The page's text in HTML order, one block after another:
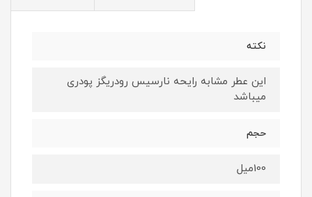
نكته
اين عطر مشابه رايحه نارسيس رودريگز پودرى
ميباشد
حجم
100ميل